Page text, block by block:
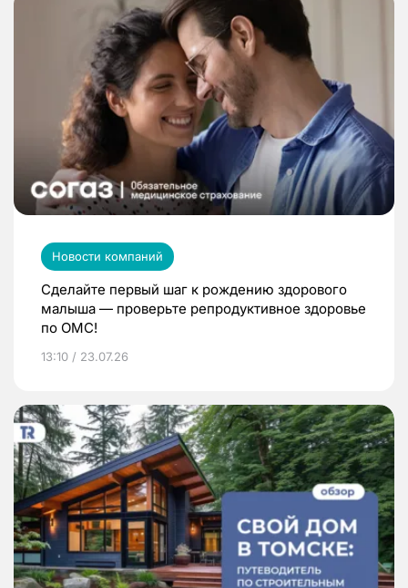
Новости компаний
Сделайте первый шаг к рождению здорового
малыша — проверьте репродуктивное здоровье
по ОМС!
13:10 / 23.07.26